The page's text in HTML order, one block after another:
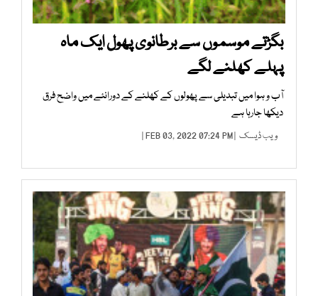
بگڑتے موسموں سے برطانوی پھول ایک ماہ
پہلے کھلنے لگے
آب و ہوا میں تبدیلی سے پھولوں کے کھلنے کے دورانئے میں واضح فرق
دیکھا جارہا ہے
ویب ڈیسک | FEB 03, 2022 07:24 PM |